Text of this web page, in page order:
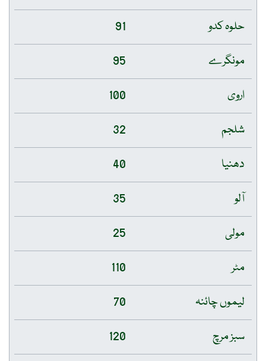
حلوہ کدو
91
مونگرے
95
اروی
100
شلجم
32
دھنیا
40
آلو
35
مولی
25
مٹر
110
لیموں چائنہ
70
سبز مرچ
120